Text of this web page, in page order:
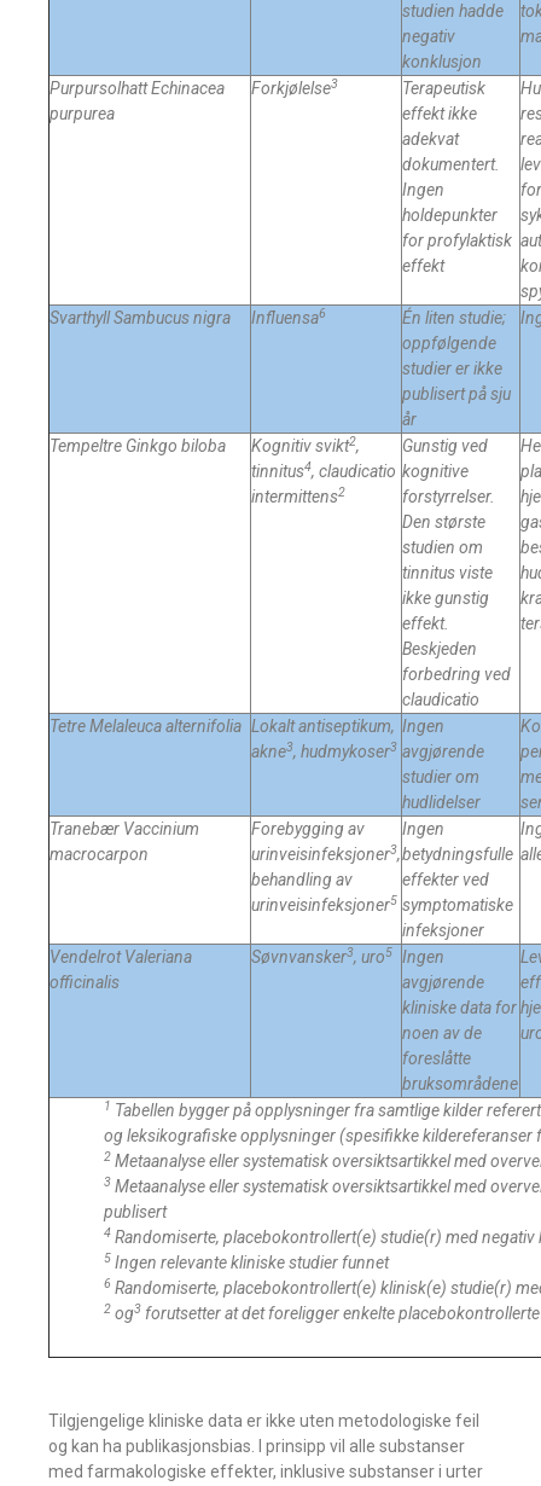
studien hadde
negativ
konklusjon
Purpursolhatt Echinacea
purpurea
Forkjølelse3
Terapeutisk
effekt ikke
adekvat
dokumentert.
Ingen
holdepunkter
for profylaktisk
effekt
SvarthyllSambucus nigra Influensa6
Én liten studie;
oppfølgende
studier er ikke
publisert på sju
år
Tempeltre Ginkgo biloba Kognitiv svikt2,
tinnitus4, claudicatio
intermittens2
Gunstig ved
kognitive
forstyrrelser.
Den største
studien om
tinnitus viste
ikke gunstig
effekt.
Beskjeden
forbedring ved
claudicatio
Tetre Melaleucaalternifolia Lokalt antiseptikum,
akne3, hudmykoser3
Ingen
avgjørende
studier om
hudlidelser
Tranebær Vaccinium
macrocarpon
Forebygging av
urinveisinfeksjoner3,
behandling av
urinveisinfeksjoner5
Ingen
betydningsfulle
effekter ved
symptomatiske
infeksjoner
VendelrotValeriana
officinalis
Søvnvansker3, uro5
Ingen
avgjørende
kliniske data for
noen av de
foreslåtte
bruksområdene
1 Tabellen bygger på opplysninger fra samtlige kilder
og leksikografiske opplysninger (spesifikke kildereferanser
2 Metaanalyse eller systematisk oversiktsartikkel med
3 Metaanalyse eller systematisk oversiktsartikkel med
publisert
4 Randomiserte, placebokontrollert(e) studie(r) med
5 Ingen relevante kliniske studier funnet
6 Randomiserte, placebokontrollert(e) klinisk(e) studie(r)
2 og3 forutsetter at det foreligger enkelte
Tilgjengelige kliniske data er ikke uten metodologiske feil
og kan ha publikasjonsbias. I prinsipp vil alle substanser
med farmakologiske effekter, inklusive substanser i urter